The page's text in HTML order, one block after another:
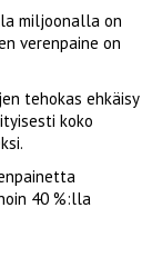
miljoonalla on
verenpaine on
tehokas ehkäisy
koko
40 %:lla